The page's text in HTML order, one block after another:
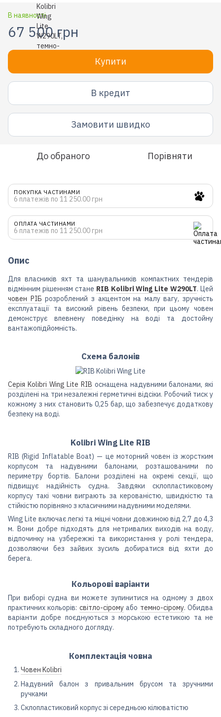
В наявності
67 500 грн
Купити
В кредит
Замовити швидко
До обраного Порівняти
ПОКУПКА ЧАСТИНАМИ
6 платежів по 11 250.00 грн
ОПЛАТА ЧАСТИНАМИ
6 платежів по 11 250.00 грн
Опис
Для власників яхт та шанувальників компактних тендерів
відмінним рішенням стане RIB Kolibri Wing Lite W290LT. Цей
човен РІБ розроблений з акцентом на малу вагу, зручність
експлуатації та високий рівень безпеки, при цьому човен
демонструє впевнену поведінку на воді та достойну
вантажопідйомність.
Схема балонів
Серія Kolibri Wing Lite RIB оснащена надувними балонами, які
розділені на три незалежні герметичні відсіки. Робочий тиск у
кожному з них становить 0,25 бар, що забезпечує додаткову
безпеку на воді.
Kolibri Wing Lite RIB
RIB (Rigid Inflatable Boat) — це моторний човен із жорстким
корпусом та надувними балонами, розташованими по
периметру бортів. Балони розділені на окремі секції, що
підвищує надійність судна. Завдяки склопластиковому
корпусу такі човни виграють за керованістю, швидкістю та
стійкістю порівняно з класичними надувними моделями.
Wing Lite включає легкі та міцні човни довжиною від 2,7 до 4,3
м. Вони добре підходять для нетривалих виходів на воду,
відпочинку на узбережжі та використання у ролі тендера,
дозволяючи без зайвих зусиль добиратися від яхти до
берега.
Кольорові варіанти
При виборі судна ви можете зупинитися на одному з двох
практичних кольорів: світло-сіромуабо темно-сірому. Обидва
варіанти добре поєднуються з морською естетикою та не
потребують складного догляду.
Комплектація човна
Човен Kolibri
Надувний балон з привальним брусом та зручними
ручками
Склопластиковий корпус зі середньою кілюватістю